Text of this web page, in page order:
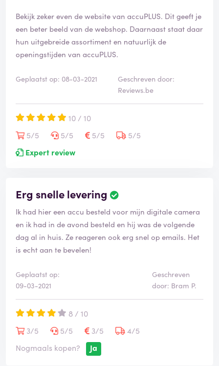
Bekijk zeker even de website van accuPLUS. Dit geeft je
een beter beeld van de webshop. Daarnaast staat daar
hun uitgebreide assortiment en natuurlijk de
openingstijden van accuPLUS.
Geplaatst op: 08-03-2021
Geschreven door:
Reviews.be
10 / 10
5/5
5/5 5/5
5/5
Expert review
Erg snelle levering
Ik had hier een accu besteld voor mijn digitale camera
en ik had in de avond besteld en hij was de volgende
dag al in huis. Ze reageren ook erg snel op emails. Het
is echt aan te bevelen!
Geplaatst op:
09-03-2021
Geschreven
door: Bram P.
8 / 10
3/5
5/5 3/5
4/5
Nogmaals kopen?
Ja